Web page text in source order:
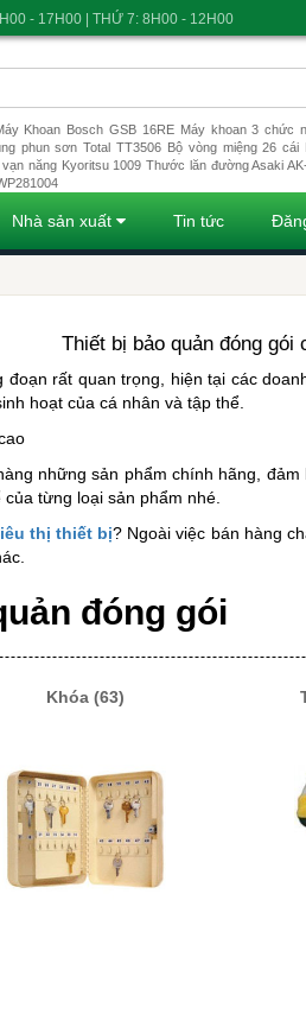
Khoan Bosch GSB 16RE Máy khoan 3 chức
phun sơn Total TT3506 Bộ vòng miệng 26 cái
năng Kyoritsu 1009 Thước lăn đường Asaki
Nhà sản xuất Tin tức
Thiết bị bảo quản đóng gói
rất quan trọng, hiện tại các
hoạt của cá nhân và tập thể.
những sản phẩm chính hãng,
từng loại sản phẩm nhé.
thị thiết bị? Ngoài việc bán hàng
đóng gói
Khóa (63)
- 17H00 | THỨ 7: 8H00 - 12H00